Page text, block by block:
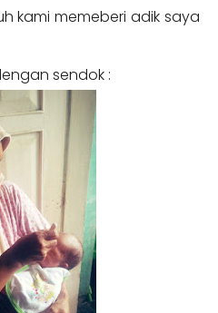
kami memeberi adik saya
sendok :